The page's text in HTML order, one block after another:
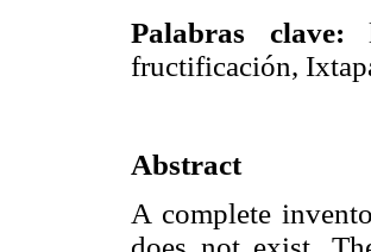
Palabras clave:
fructificación,
Abstract
A complete